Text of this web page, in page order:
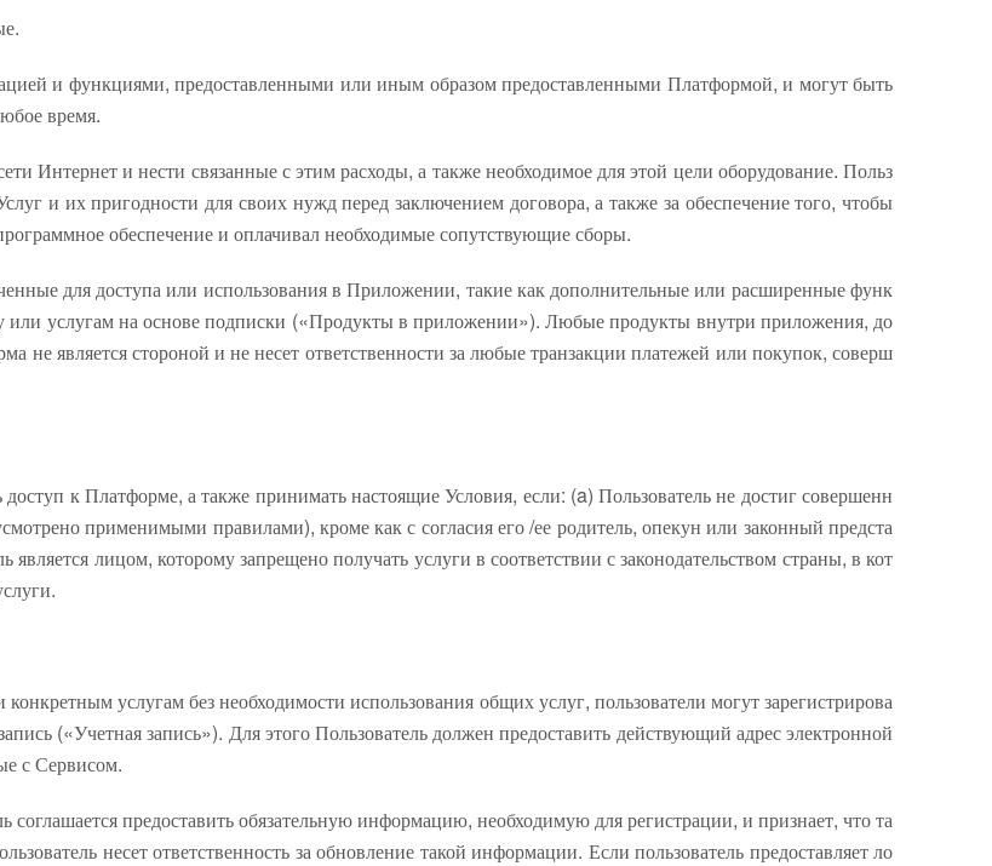
и функциями, предоставленными или иным образом предоставленными Платформой, и могут быть
время.
Интернет и нести связанные с этим расходы, а также необходимое для этой цели оборудование. Польз
и их пригодности для своих нужд перед заключением договора, а также за обеспечение того, чтобы
обеспечение и оплачивал необходимые сопутствующие сборы.
для доступа или использования в Приложении, такие как дополнительные или расширенные функ
или услугам на основе подписки («Продукты в приложении»). Любые продукты внутри приложения, до
не является стороной и не несет ответственности за любые транзакции платежей или покупок, соверш
к Платформе, а также принимать настоящие Условия, если: (a) Пользователь не достиг совершенн
применимыми правилами), кроме как с согласия его /ее родитель, опекун или законный предста
лицом, которому запрещено получать услуги в соответствии с законодательством страны, в кот
услугам без необходимости использования общих услуг, пользователи могут зарегистрирова
(«Учетная запись»). Для этого Пользователь должен предоставить действующий адрес электронной
с Сервисом.
соглашается предоставить обязательную информацию, необходимую для регистрации, и признает, что та
несет ответственность за обновление такой информации. Если пользователь предоставляет ло